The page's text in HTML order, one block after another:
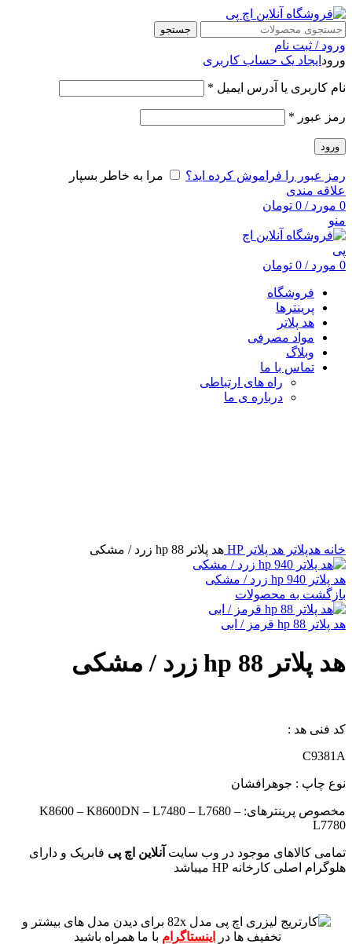
جستجو
ورود / ثبت نام
ورود ایجاد یک حساب کاربری
نام کاربری یا آدرس ایمیل *
رمز عبور *
ورود
رمز عبور را فراموش کرده اید؟
مرا به خاطر بسپار
علاقه مندی
0 مورد /
0 تومان
منو
0 مورد /
0 تومان
فروشگاه
پرینترها
هد پلاتر
مواد مصرفی
وبلاگ
تماس با ما
راه های ارتباطی
درباره ی ما
خانه هدپلاتر هد پلاتر HP هد پلاتر 88 hp زرد / مشکی
هد پلاتر 940 hp زرد / مشکی
بازگشت به محصولات
هد پلاتر 88 hp قرمز / ابی
هد پلاتر 88 hp زرد / مشکی
کد فنی هد :
C9381A
نوع چاپ : جوهرافشان
مخصوص پرینترهای: K8600 – K8600DN – L7480 – L7680 –
L7780
تمامی کالاهای موجود در وب سایت آنلاین اچ پی فابریک و دارای
هلوگرام اصلی کارخانه HP میباشد
برای دیدن مدل های بیشتر و
تخفیف ها در
اینستاگرام با ما همراه باشید